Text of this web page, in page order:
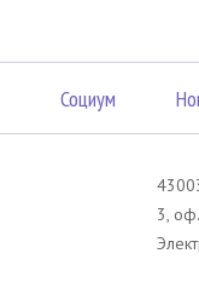
Социум
3,